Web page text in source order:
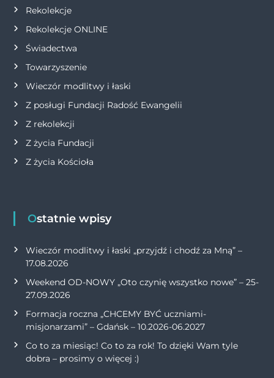
s
u
Rekolekcje
Rekolekcje ONLINE
Świadectwa
Towarzyszenie
Wieczór modlitwy i łaski
Z posługi Fundacji Radość Ewangelii
Z rekolekcji
Z życia Fundacji
Z życia Kościoła
Ostatnie wpisy
Wieczór modlitwy i łaski „przyjdź i chodź za Mną” –
17.08.2026
Weekend OD-NOWY „Oto czynię wszystko nowe” – 25-
27.09.2026
Formacja roczna „CHCEMY BYĆ uczniami-
misjonarzami” – Gdańsk – 10.2026-06.2027
Co to za miesiąc! Co to za rok! To dzięki Wam tyle
dobra – prosimy o więcej :)